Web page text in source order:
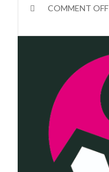
COMMENT OFF